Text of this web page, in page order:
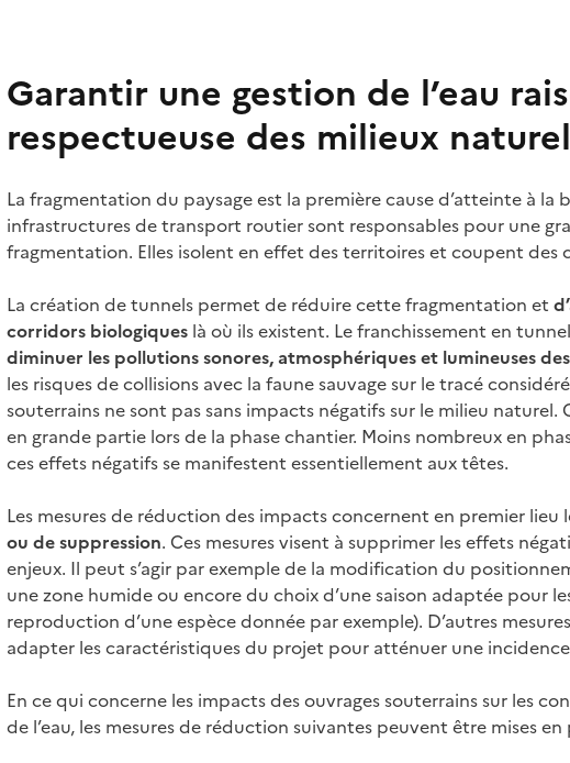
Garantir une gestion de l’eau
respectueuse des milieux
La fragmentation du paysage est la première cause d’atteinte à la
infrastructures de transport routier sont responsables pour une
fragmentation. Elles isolent en effet des territoires et coupent des
La création de tunnels permet de réduire cette fragmentation et
corridors biologiques là où ils existent. Le franchissement en
diminuer les pollutions sonores, atmosphériques et lumineuses
les risques de collisions avec la faune sauvage sur le tracé
souterrains ne sont pas sans impacts négatifs sur le milieu naturel.
en grande partie lors de la phase chantier. Moins nombreux en
ces effets négatifs se manifestent essentiellement aux têtes.
Les mesures de réduction des impacts concernent en premier lieu
ou de suppression. Ces mesures visent à supprimer les effets
enjeux. Il peut s’agir par exemple de la modification du
une zone humide ou encore du choix d’une saison adaptée pour
reproduction d’une espèce donnée par exemple). D’autres
adapter les caractéristiques du projet pour atténuer une
En ce qui concerne les impacts des ouvrages souterrains sur les
de l’eau, les mesures de réduction suivantes peuvent être mises en